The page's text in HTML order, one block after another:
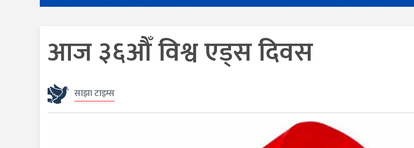
आज ३६औँ विश्व एड्स दिवस
साझा टाइम्स